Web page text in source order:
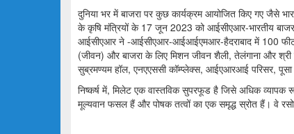
दुनिया भर में बाजरा पर कुछ कार्यक्रम आयोजित किए गए जैसे
के कृषि मंत्रियों के 17 जून 2023 को आईसीएआर-भारतीय
आईसीएआर ने -आईसीएआर-आईआईएमआर-हैदराबाद में 100 फीट
(जीवन) और बाजरा के लिए मिशन जीवन शैली, तेलंगाना और
सुब्रमण्यम हॉल, एनएएससी कॉम्प्लेक्स, आईएआरआई परिसर,
निष्कर्ष में, मिलेट एक वास्तविक सुपरफूड है जिसे अधिक व्यापक
मूल्यवान फसल हैं और पोषक तत्वों का एक समृद्ध स्रोत हैं। वे